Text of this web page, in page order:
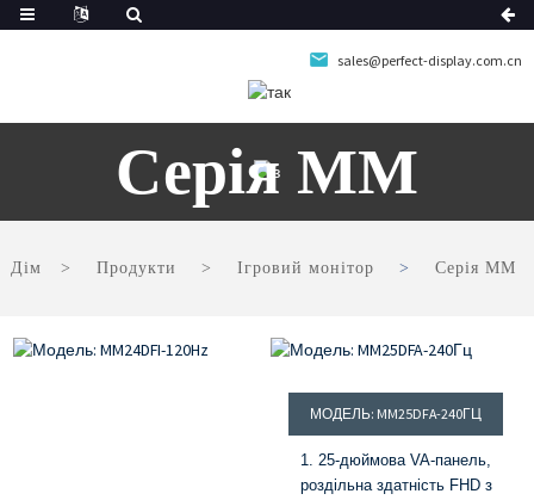
sales@perfect-display.com.cn
Серія ММ
Дім Продукти Ігровий монітор Серія ММ
МОДЕЛЬ: MM25DFA-240ГЦ
1. 25-дюймова VA-панель,
роздільна здатність FHD з